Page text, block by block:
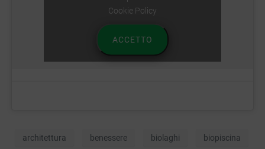
Cookie Policy
ACCETTO
architettura benessere biolaghi biopiscina